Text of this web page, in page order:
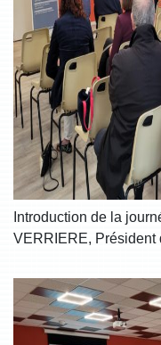
Introduction de la
VERRIERE,